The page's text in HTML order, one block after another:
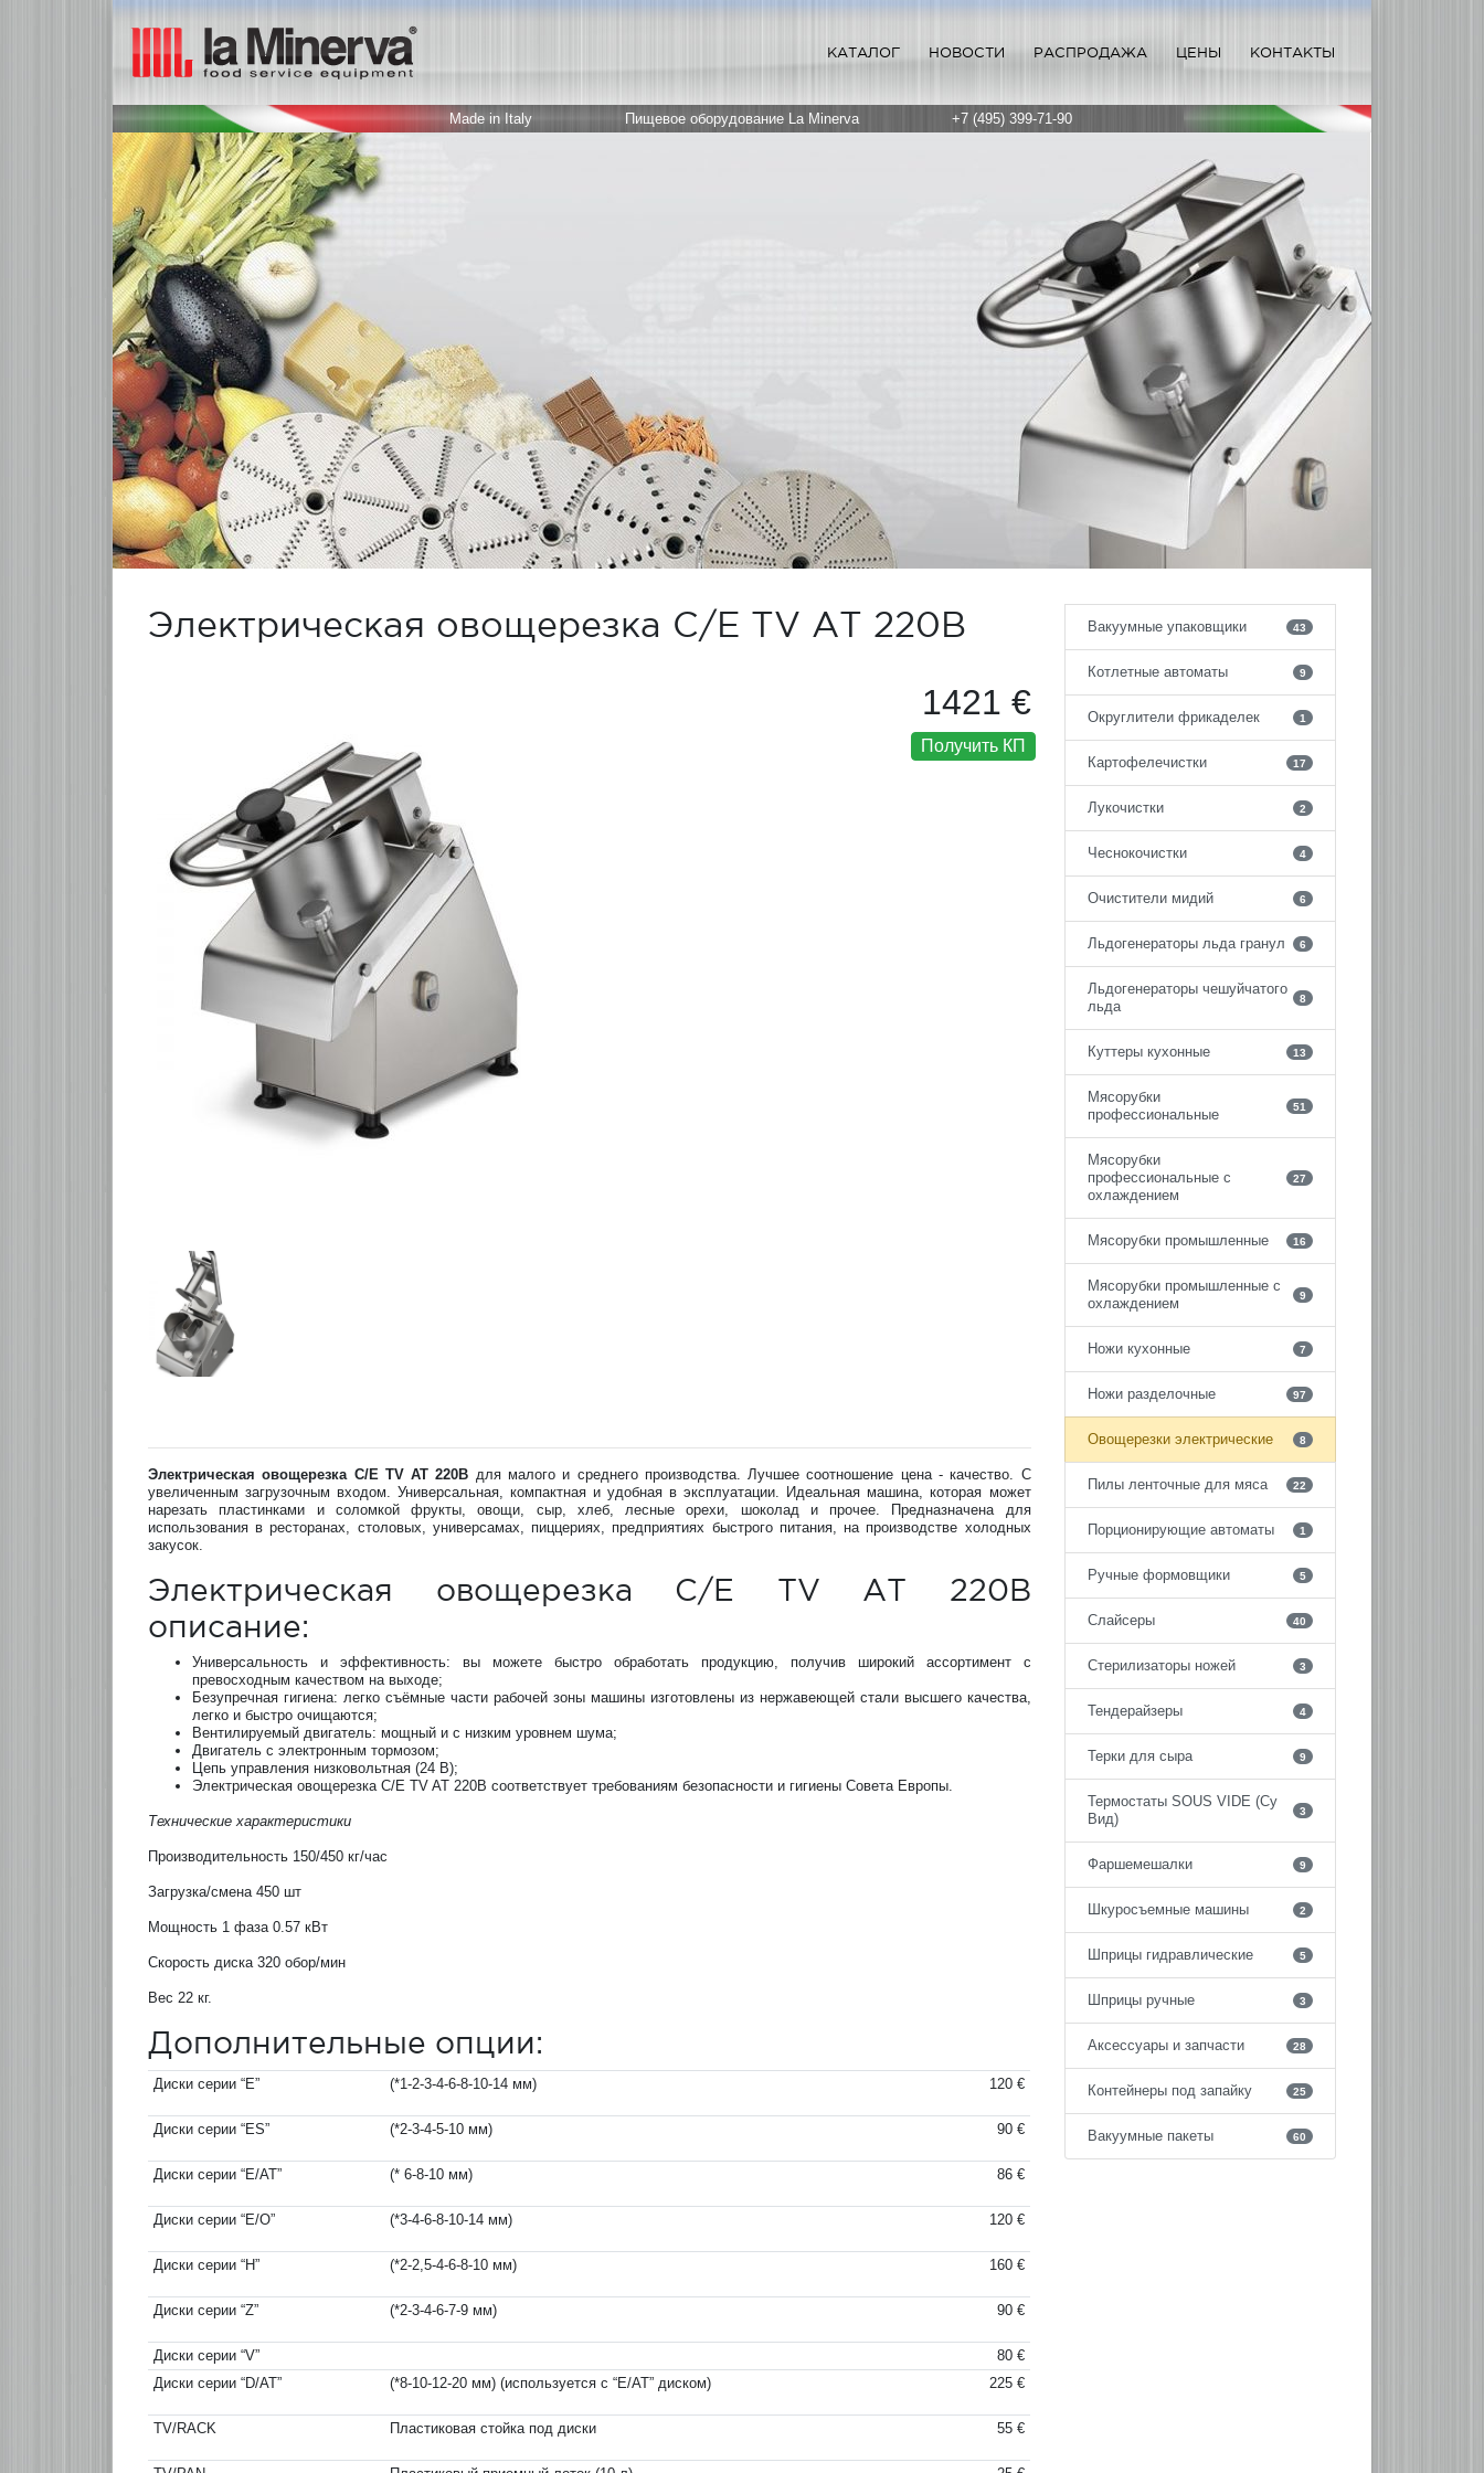
КАТАЛОГ НОВОСТИ РАСПРОДАЖА ЦЕНЫ КОНТАКТЫ
Made in Italy Пищевое оборудование La Minerva +7 (495) 399-71-90
Электрическая овощерезка C/E TV AT 220B
1421 €
Получить КП
Электрическая овощерезка C/E TV AT 220B для малого и среднего производства. Лучшее соотношение цена - качество. С
увеличенным загрузочным входом. Универсальная, компактная и удобная в эксплуатации. Идеальная машина, которая может
нарезать пластинками и соломкой фрукты, овощи, сыр, хлеб, лесные орехи, шоколад и прочее. Предназначена для
использования в ресторанах, столовых, универсамах, пиццериях, предприятиях быстрого питания, на производстве холодных
закусок.
Электрическая овощерезка C/E TV AT 220B
описание:
Универсальность и эффективность: вы можете быстро обработать продукцию, получив широкий ассортимент с
превосходным качеством на выходе;
Безупречная гигиена: легко съёмные части рабочей зоны машины изготовлены из нержавеющей стали высшего качества,
легко и быстро очищаются;
Вентилируемый двигатель: мощный и с низким уровнем шума;
Двигатель с электронным тормозом;
Цепь управления низковольтная (24 В);
Электрическая овощерезка C/E TV AT 220B соответствует требованиям безопасности и гигиены Совета Европы.
Технические характеристики
Производительность 150/450 кг/час
Загрузка/смена 450 шт
Мощность 1 фаза 0.57 кВт
Скорость диска 320 обор/мин
Вес 22 кг.
Дополнительные опции:
Диски серии “E” (*1-2-3-4-6-8-10-14 мм) 120 €
Диски серии “ES” (*2-3-4-5-10 мм) 90 €
Диски серии “E/AT” (* 6-8-10 мм) 86 €
Диски серии “E/O” (*3-4-6-8-10-14 мм) 120 €
Диски серии “H” (*2-2,5-4-6-8-10 мм) 160 €
Диски серии “Z” (*2-3-4-6-7-9 мм) 90 €
Диски серии “V”
80 €
Диски серии “D/AT”
(*8-10-12-20 мм) (используется с “E/AT” диском) 225 €
TV/RACK Пластиковая стойка под диски 55 €
Вакуумные упаковщики 43
Котлетные автоматы 9
Округлители фрикаделек 1
Картофелечистки 17
Лукочистки 2
Чеснокочистки 4
Очистители мидий 6
Льдогенераторы льда гранул 6
Льдогенераторы чешуйчатого
льда
8
Куттеры кухонные 13
Мясорубки
профессиональные
51
Мясорубки
профессиональные с
охлаждением
27
Мясорубки промышленные 16
Мясорубки промышленные с
охлаждением
9
Ножи кухонные 7
Ножи разделочные 97
Овощерезки электрические 8
Пилы ленточные для мяса 22
Порционирующие автоматы 1
Ручные формовщики 5
Слайсеры 40
Стерилизаторы ножей 3
Тендерайзеры 4
Терки для сыра 9
Термостаты SOUS VIDE (Су
Вид)
3
Фаршемешалки 9
Шкуросъемные машины 2
Шприцы гидравлические 5
Шприцы ручные 3
Аксессуары и запчасти 28
Контейнеры под запайку 25
Вакуумные пакеты 60